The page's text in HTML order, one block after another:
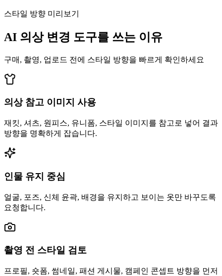
스타일 방향 미리보기
AI 의상 변경 도구를 쓰는 이유
구매, 촬영, 업로드 전에 스타일 방향을 빠르게 확인하세요
의상 참고 이미지 사용
재킷, 셔츠, 원피스, 유니폼, 스타일 이미지를 참고로 넣어 결과
방향을 명확하게 잡습니다.
인물 유지 중심
얼굴, 포즈, 신체 윤곽, 배경을 유지하고 보이는 옷만 바꾸도록
요청합니다.
촬영 전 스타일 검토
프로필, 숏폼, 썸네일, 패션 게시물, 캠페인 콘셉트 방향을 먼저